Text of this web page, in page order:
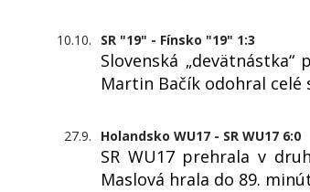
10.10. SR "19" - Fínsko "19" 1:3
Slovenská
Martin Bačík odohral
27.9. Holandsko WU17 - SR WU17 6:0
SR WU17 prehrala v
Maslová hrala do 89.